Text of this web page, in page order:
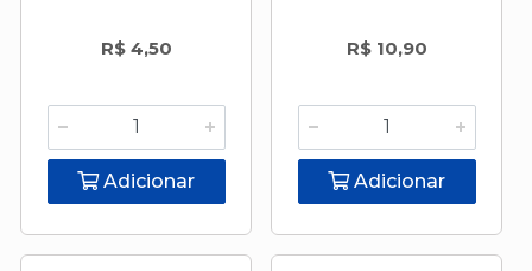
R$ 4,50
Adicionar
R$ 10,90
Adicionar